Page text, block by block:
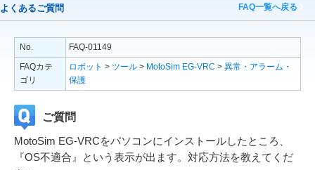
よくあるご質問 FAQ一覧へ戻る
No.
FAQ-01149
FAQカテ
ゴリ
ロボット > ツール > MotoSim EG-VRC > 異常・アラーム・
保護
ご質問
MotoSim EG-VRCをパソコンにインストールしたところ、
『OS不適合』という表示が出ます。対応方法を教えてくだ